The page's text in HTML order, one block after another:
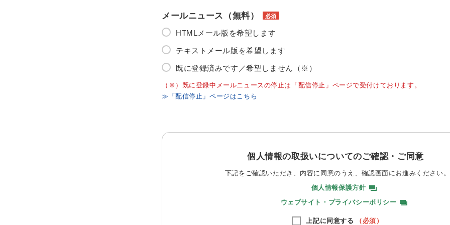
メールニュース（無料） 必須
HTMLメール版を希望します
テキストメール版を希望します
既に登録済みです／希望しません（※）
（※）既に登録中メールニュースの停止は「配信停止」ページで受付けております。
≫「配信停止」ページはこちら
個人情報の取扱いについてのご確認・ご同意
下記をご確認いただき、内容に同意のうえ、 確認画面にお進みください。
個人情報保護方針
ウェブサイト・プライバシーポリシー
上記に同意する （必須）